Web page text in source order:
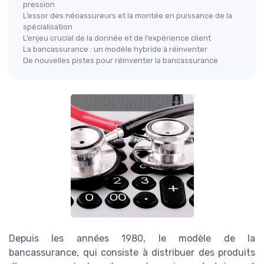
pression
L’essor des néoassureurs et la montée en puissance de la
spécialisation
L’enjeu crucial de la donnée et de l’expérience client
La bancassurance : un modèle hybride à réinventer
De nouvelles pistes pour réinventer la bancassurance
Depuis les années 1980, le modèle de la
bancassurance, qui consiste à distribuer des produits